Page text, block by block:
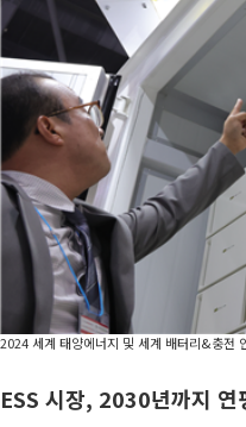
2024 세계 태양에너지 및 세계 배터리&충전
ESS 시장, 2030년까지